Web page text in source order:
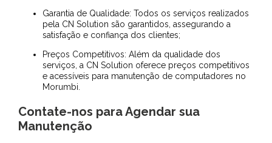
Garantia de Qualidade: Todos os serviços realizados
pela CN Solution são garantidos, assegurando a
satisfação e confiança dos clientes;
Preços Competitivos: Além da qualidade dos
serviços, a CN Solution oferece preços competitivos
e acessíveis para manutenção de computadores no
Morumbi.
Contate-nos para Agendar sua
Manutenção